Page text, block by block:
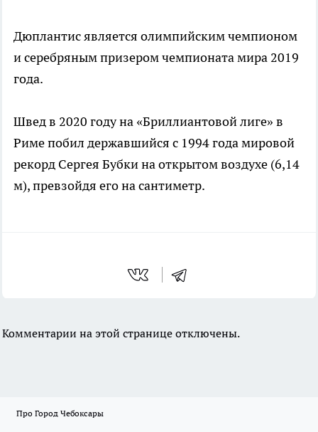
Дюплантис является олимпийским чемпионом
и серебряным призером чемпионата мира 2019
года.
Швед в 2020 году на «Бриллиантовой лиге» в
Риме побил державшийся с 1994 года мировой
рекорд Сергея Бубки на открытом воздухе (6,14
м), превзойдя его на сантиметр.
Комментарии на этой странице отключены.
Про Город Чебоксары